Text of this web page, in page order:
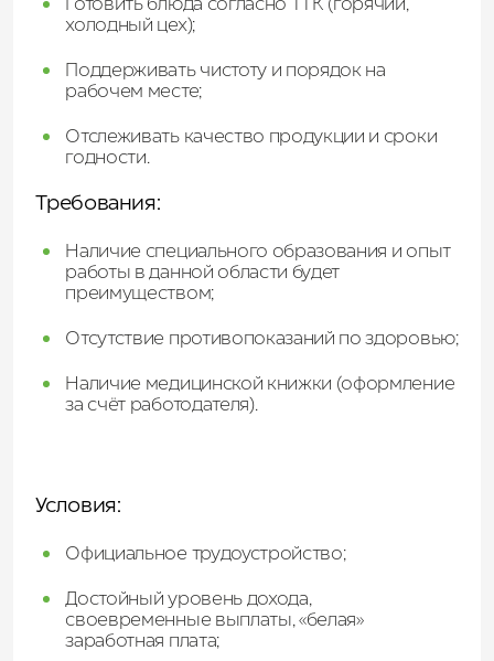
Готовить блюда согласно ТТК (горячий,
холодный цех);
Поддерживать чистоту и порядок на
рабочем месте;
Отслеживать качество продукции и сроки
годности.
Требования:
Наличие специального образования и опыт
работы в данной области будет
преимуществом;
Отсутствие противопоказаний по здоровью;
Наличие медицинской книжки (оформление
за счёт работодателя).
Условия:
Официальное трудоустройство;
Достойный уровень дохода,
своевременные выплаты, «белая»
заработная плата;